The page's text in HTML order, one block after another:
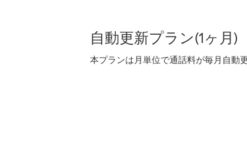
自動更新プラン(1ヶ月)
本プランは月単位で通話料が毎月自動